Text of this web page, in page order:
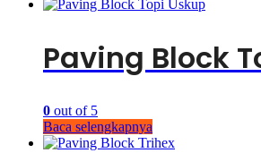
Paving Block
0 out of 5
Baca selengkapnya